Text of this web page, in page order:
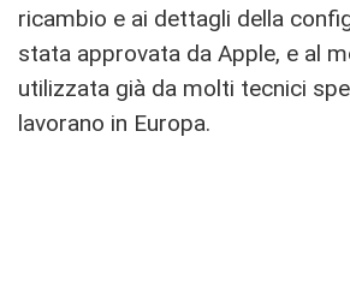
ricambio e ai dettagli della
stata approvata da Apple, e al
utilizzata già da molti tecnici
lavorano in Europa.